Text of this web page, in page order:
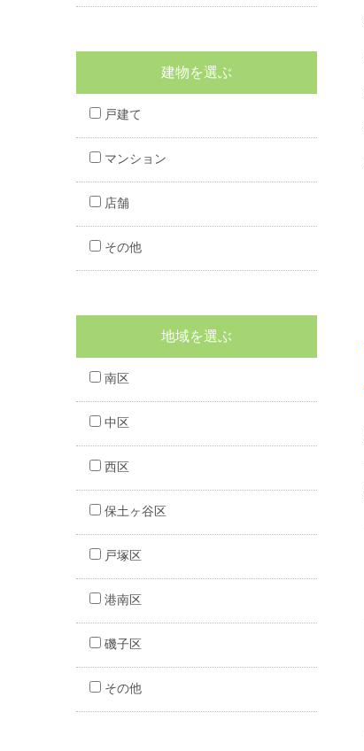
建物を選ぶ
戸建て
マンション
店舗
その他
地域を選ぶ
南区
中区
西区
保土ヶ谷区
戸塚区
港南区
磯子区
その他